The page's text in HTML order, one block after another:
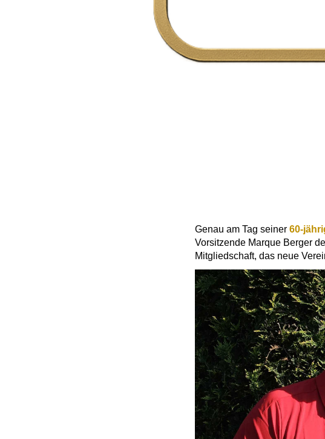
Genau am Tag seiner 60-
Vorsitzende Marque Berger
Mitgliedschaft, das neue